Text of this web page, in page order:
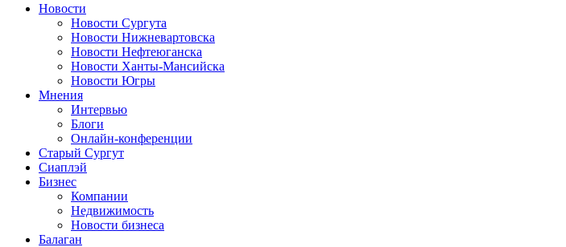
Новости
Новости Сургута
Новости Нижневартовска
Новости Нефтеюганска
Новости Ханты-Мансийска
Новости Югры
Мнения
Интервью
Блоги
Онлайн-конференции
Старый Сургут
Сиаплэй
Бизнес
Компании
Недвижимость
Новости бизнеса
Балаган